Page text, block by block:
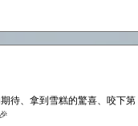
待、拿到雪糕的驚喜、咬下第